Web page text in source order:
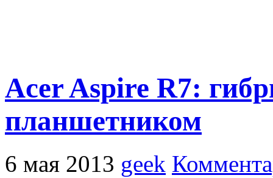
Acer Aspire R7:
планшетником
6 мая 2013 geek